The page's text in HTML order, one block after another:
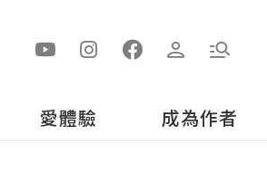
愛體驗 成為作者